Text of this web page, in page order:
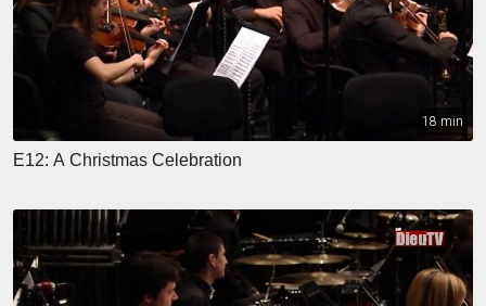
18 min
E12: A Christmas Celebration